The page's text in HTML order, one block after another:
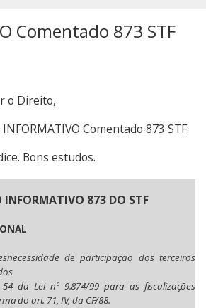
Comentado 873 STF
o Direito,
Comentado 873 STF.
Bons estudos.
INFORMATIVO 873 DO STF
de participação dos terceiros
da Lei nº 9.874/99 para as fiscalizações
do art. 71, IV, da CF/88.